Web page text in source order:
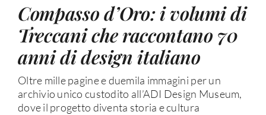
Compasso d’Oro: i volumi di
Treccani che raccontano 70
anni di design italiano
Oltre mille pagine e duemila immagini per un
archivio unico custodito all’ADI Design Museum,
dove il progetto diventa storia e cultura